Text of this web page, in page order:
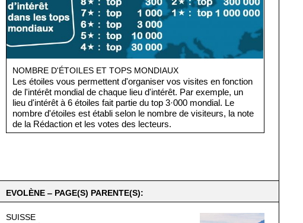
NOMBRE D'ÉTOILES ET TOPS MONDIAUX
Les étoiles vous permettent d'organiser vos visites en fonction
de l'intérêt mondial de chaque lieu d'intérêt. Par exemple, un
lieu d'intérêt à 6 étoiles fait partie du top 3·000 mondial. Le
nombre d'étoiles est établi selon le nombre de visiteurs, la note
de la Rédaction et les votes des lecteurs.
EVOLÈNE ‒ PAGE(S) PARENTE(S):
SUISSE